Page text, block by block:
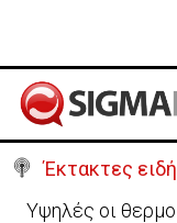
Έκτακτες
Υψηλές οι